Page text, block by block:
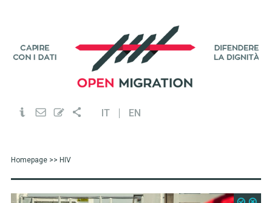
IT EN
Homepage>> HIV